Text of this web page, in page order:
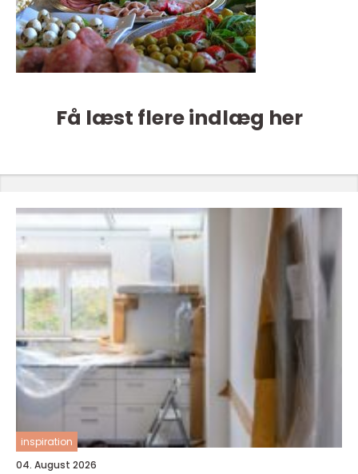
Få læst flere indlæg her
inspiration
04. August 2026